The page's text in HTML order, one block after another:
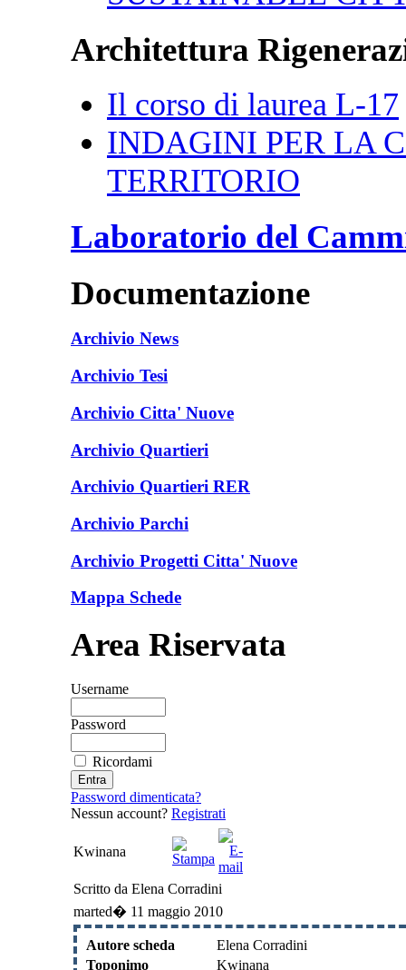
Architettura
Il corso di laurea L-17
INDAGINI PER LA
TERRITORIO
Laboratorio del
Documentazione
Archivio News
Archivio Tesi
Archivio Citta' Nuove
Archivio Quartieri
Archivio Quartieri RER
Archivio Parchi
Archivio Progetti Citta' Nuove
Mappa Schede
Area Riservata
Username
Password
Ricordami
Password dimenticata?
Nessun account? Registrati
Kwinana
Scritto da Elena Corradini
marted� 11 maggio 2010
Autore scheda
Elena Corradini
Toponimo
Kwinana